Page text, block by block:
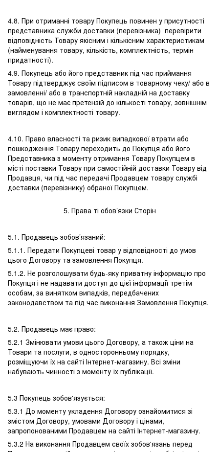
4.8. При отриманні товару Покупець повинен у присутності
представника служби доставки (перевізника) перевірити
відповідність Товару якісним і кількісним характеристикам
(найменування товару, кількість, комплектність, термін
придатності).
4.9. Покупець або його представник під час приймання
Товару підтверджує своїм підписом в товарному чеку/ або в
замовленні/ або в транспортній накладній на доставку
товарів, що не має претензій до кількості товару, зовнішнім
виглядом і комплектності товару.
4.10. Право власності та ризик випадкової втрати або
пошкодження Товару переходить до Покупця або його
Представника з моменту отримання Товару Покупцем в
місті поставки Товару при самостійній доставки Товару від
Продавця, чи під час передачі Продавцем товару службі
доставки (перевізнику) обраної Покупцем.
5. Права ті обов’язки Сторін
5.1. Продавець зобов’язаний:
5.1.1. Передати Покупцеві товар у відповідності до умов
цього Договору та замовлення Покупця.
5.1.2. Не розголошувати будь-яку приватну інформацію про
Покупця і не надавати доступ до цієї інформації третім
особам, за винятком випадків, передбачених
законодавством та під час виконання Замовлення Покупця.
5.2. Продавець має право:
5.2.1 Змінювати умови цього Договору, а також ціни на
Товари та послуги, в односторонньому порядку,
розміщуючи їх на сайті Інтернет-магазину. Всі зміни
набувають чинності з моменту їх публікації.
5.3 Покупець зобов'язується:
5.3.1 До моменту укладення Договору ознайомитися зі
змістом Договору, умовами Договору і цінами,
запропонованими Продавцем на сайті Інтернет-магазину.
5.3.2 На виконання Продавцем своїх зобов'язань перед